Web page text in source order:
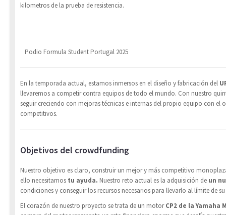
kilometros de la prueba de resistencia.
Podio Formula Student Portugal 2025
En la temporada actual, estamos inmersos en el diseño y fabricación del
llevaremos a competir contra equipos de todo el mundo. Con nuestro
seguir creciendo con mejoras técnicas e internas del propio equipo con el
competitivos.
Objetivos del crowdfunding
Nuestro objetivo es claro, construir un mejor y más competitivo
ello necesitamos tu ayuda. Nuestro reto actual es la adquisición de un
condiciones y conseguir los recursos necesarios para llevarlo al límite de
El corazón de nuestro proyecto se trata de un motorCP2 de la Yamaha